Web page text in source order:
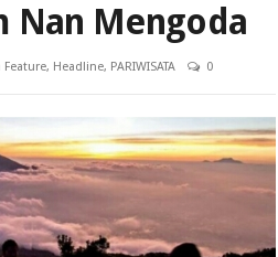
Nan Mengoda
Feature, Headline, PARIWISATA 0